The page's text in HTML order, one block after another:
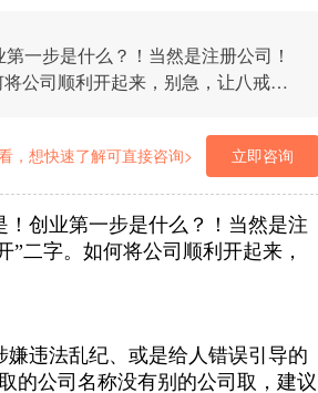
一步是什么？！当然是注册公司！
公司顺利开起来，别急，让八戒财
，想快速了解可直接咨询> 立即咨询
创业第一步是什么？！当然是注
二字。如何将公司顺利开起来，
违法乱纪、或是给人错误引导的
的公司名称没有别的公司取，建议